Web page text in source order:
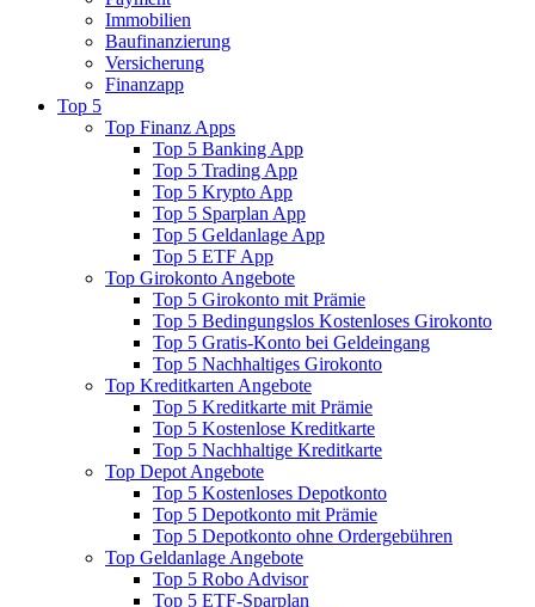
Immobilien
Baufinanzierung
Versicherung
Finanzapp
Top 5
Top Finanz Apps
Top 5 Banking App
Top 5 Trading App
Top 5 Krypto App
Top 5 Sparplan App
Top 5 Geldanlage App
Top 5 ETF App
Top Girokonto Angebote
Top 5 Girokonto mit Prämie
Top 5 Bedingungslos Kostenloses Girokonto
Top 5 Gratis-Konto bei Geldeingang
Top 5 Nachhaltiges Girokonto
Top Kreditkarten Angebote
Top 5 Kreditkarte mit Prämie
Top 5 Kostenlose Kreditkarte
Top 5 Nachhaltige Kreditkarte
Top Depot Angebote
Top 5 Kostenloses Depotkonto
Top 5 Depotkonto mit Prämie
Top 5 Depotkonto ohne Ordergebühren
Top Geldanlage Angebote
Top 5 Robo Advisor
Top 5 ETF-Sparplan